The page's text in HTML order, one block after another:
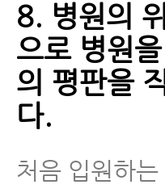
8. 병원의
으로 병원
의 평판을
다.
처음 입원하